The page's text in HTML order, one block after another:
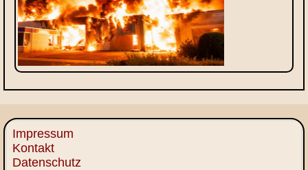
Impressum
Kontakt
Datenschutz